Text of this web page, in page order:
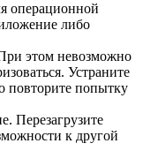
операционной
либо
этом невозможно
Устраните
повторите попытку
Перезагрузите
к другой